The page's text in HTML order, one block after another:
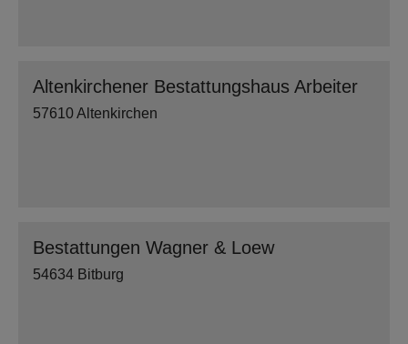
Altenkirchener Bestattungshaus Arbeiter
57610 Altenkirchen
Bestattungen Wagner & Loew
54634 Bitburg